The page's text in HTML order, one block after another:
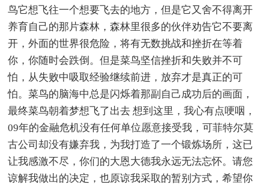
鸟它想飞往一个想要飞去的地方，但是它又舍不得离开
养育自己的那片森林，森林里很多的伙伴劝告它不要离
开，外面的世界很危险，将有无数挑战和挫折在等着
你，你随时会跌倒。但是菜鸟坚信挫折和失败并不可
怕，从失败中吸取经验继续前进，放弃才是真正的可
怕。菜鸟的脑海中总是闪烁着那副自己成功后的画面，
最终菜鸟朝着梦想飞了出去 想到这里，我心有点哽咽，
09年的金融危机没有任何单位愿意接受我，可菲特尔莫
古公司却没有嫌弃我，为我打造了一个锻炼场所，这已
让我感激不尽，你们的大恩大德我永远无法忘怀。请您
谅解我做出的决定，也原谅我采取的暂别方式，希望你